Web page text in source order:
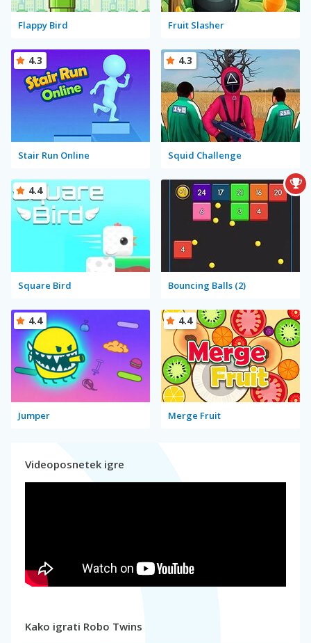
Flappy Bird Fruit Slasher
Stair Run Online
4.3
Squid Challenge
4.3
Square Bird
4.4
Bouncing Balls (2)
Jumper
4.4
Merge Fruit
4.4
Videoposnetek igre
Kako igrati Robo Twins